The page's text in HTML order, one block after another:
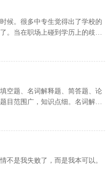
候。很多中专生觉得出了学校的
。当在职场上碰到学历上的歧视
的继续教育系统已日趋完善，中
空题、名词解释题、简答题、论
目范围广，知识点细。名词解释
知识点有深入的了解和自己的见
不是我失败了，而是我本可以。